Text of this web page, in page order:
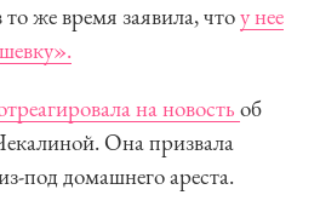
же время заявила, чтоу нее
на новость об
Она призвала
под домашнего ареста.